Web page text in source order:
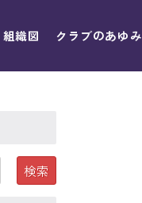
組織図 クラブのあゆみ